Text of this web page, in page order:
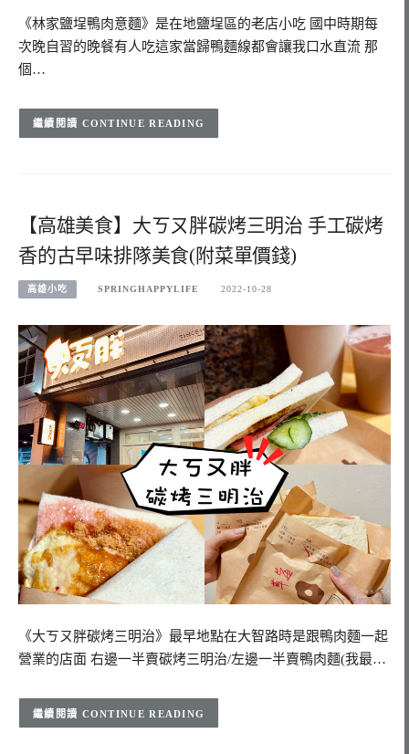
《林家鹽埕鴨肉意麵》是在地鹽埕區的老店小吃 國中時期每
次晚自習的晚餐有人吃這家當歸鴨麵線都會讓我口水直流 那
個…
CONTINUE READING
【高雄美食】大ㄎㄡ胖碳烤三明治 手工碳烤
香的古早味排隊美食(附菜單價錢)
高雄小吃 SPRINGHAPPYLIFE 2022-10-28
《大ㄎㄡ胖碳烤三明治》最早地點在大智路時是跟鴨肉麵一起
營業的店面 右邊一半賣碳烤三明治/左邊一半賣鴨肉麵(我最…
CONTINUE READING